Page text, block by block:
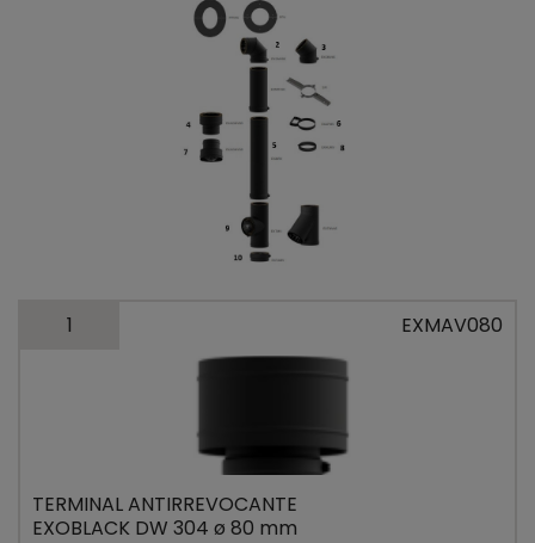
1 EXMAV080
TERMINAL ANTIRREVOCANTE
EXOBLACK DW 304 ø 80 mm